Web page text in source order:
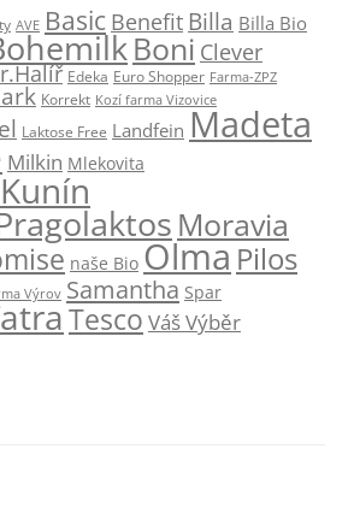
AVE Basic Benefit Billa Billa Bio
Boni Clever
Edeka Euro Shopper Farma-ZPZ
Korrekt Kozí farma Vizovice
Laktose Free Landfein Madeta
Milkin Mlekovita
Moravia
naše Bio OlmaPilos
Výrov Samantha Spar
Tesco Váš Výběr